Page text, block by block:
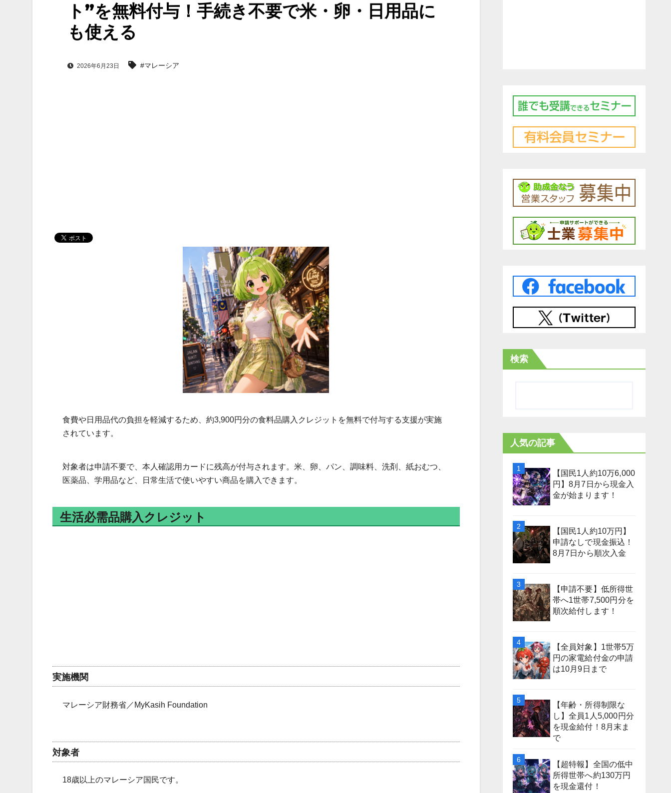
ト”を無料付与！手続き不要で米・卵・日用品に
も使える
2026年6月23日 #マレーシア
食費や日用品代の負担を軽減するため、約3,900円分の食料品購入クレジットを無料で付与する支援が実施
されています。
対象者は申請不要で、本人確認用カードに残高が付与されます。米、卵、パン、調味料、洗剤、紙おむつ、
医薬品、学用品など、日常生活で使いやすい商品を購入できます。
生活必需品購入クレジット
実施機関
マレーシア財務省／MyKasih Foundation
対象者
18歳以上のマレーシア国民です。
検索
人気の記事
【国民1人約10万6,000
円】8月7日から現金入
金が始まります！
【国民1人約10万円】
申請なしで現金振込！
8月7日から順次入金
【申請不要】低所得世
帯へ1世帯7,500円分を
順次給付します！
【全員対象】1世帯5万
円の家電給付金の申請
は10月9日まで
【年齢・所得制限な
し】全員1人5,000円分
を現金給付！8月末ま
で
【超特報】全国の低中
所得世帯へ約130万円
を現金還付！